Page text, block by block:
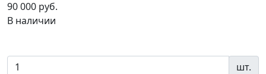
90 000 руб.
В наличии
шт.